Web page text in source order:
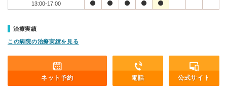
13:00-17:00
治療実績
この病院の治療実績を見る
ネット予約 電話 公式サイト